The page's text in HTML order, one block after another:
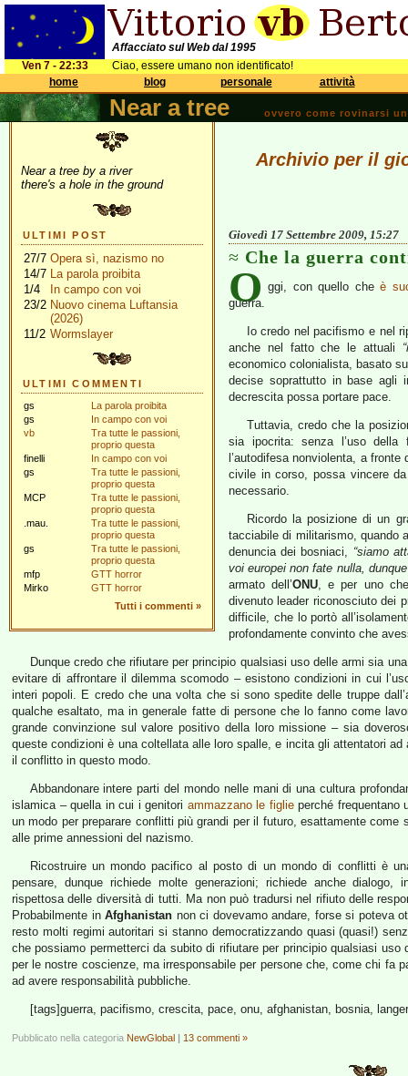
Affacciato sul Web dal 1995
Ven 7 - 22:33
Ciao, essere umano non identificato!
home
blog personale attività
Near a tree ovvero come rovinarsi
Near a tree by a river
there's a hole in the ground
ULTIMI POST
27/7 Opera sì, nazismo no
14/7 La parola proibita
1/4
In campo con voi
23/2 Nuovo cinema Luftansia
(2026)
11/2 Wormslayer
ULTIMI COMMENTI
gs
La parola proibita
gs
In campo con voi
vb
Tra tutte le passioni,
proprio questa
finelli
In campo con voi
gs
Tra tutte le passioni,
proprio questa
MCP
Tra tutte le passioni,
proprio questa
.mau.
Tra tutte le passioni,
proprio questa
gs
Tra tutte le passioni,
proprio questa
mfp
GTT horror
Mirko
GTT horror
Tutti i commenti »
Archivio per il
Giovedì 17 Settembre 2009, 15:27
Che la guerra
O ggi, con quello cheè
guerra.
Io credo nel pacifismo e nel
anche nel fatto che le attuali
economico colonialista, basato
decise soprattutto in base agli
decrescita possa portare pace.
Tuttavia, credo che la
sia ipocrita: senza l’uso
l’autodifesa nonviolenta, a
civile in corso, possa vincere
necessario.
Ricordo la posizione di un
tacciabile di militarismo, quando
denuncia dei bosniaci, “siamo
voi europei non fate nulla,
armato dell’ONU, e per uno
divenuto leader riconosciuto dei
difficile, che lo portò
profondamente convinto che
Dunque credo che rifiutare per principio qualsiasi uso delle armi sia
evitare di affrontare il dilemma scomodo – esistono condizioni in cui
interi popoli. E credo che una volta che si sono spedite delle truppe
qualche esaltato, ma in generale fatte di persone che lo fanno come
grande convinzione sul valore positivo della loro missione – sia
queste condizioni è una coltellata alle loro spalle, e incita gli attentatori
il conflitto in questo modo.
Abbandonare intere parti del mondo nelle mani di una cultura
islamica – quella in cui i genitori ammazzano le figlieperché frequentano
un modo per preparare conflitti più grandi per il futuro, esattamente come
alle prime annessioni del nazismo.
Ricostruire un mondo pacifico al posto di un mondo di conflitti è
pensare, dunque richiede molte generazioni; richiede anche dialogo,
rispettosa delle diversità di tutti. Ma non può tradursi nel rifiuto delle
Probabilmente in Afghanistan non ci dovevamo andare, forse si poteva
resto molti regimi autoritari si stanno democratizzando quasi (quasi!)
che possiamo permetterci da subito di rifiutare per principio qualsiasi
per le nostre coscienze, ma irresponsabile per persone che, come chi fa
ad avere responsabilità pubbliche.
[tags]guerra, pacifismo, crescita, pace, onu, afghanistan, bosnia,
Pubblicato nella categoria NewGlobal | 13 commenti »